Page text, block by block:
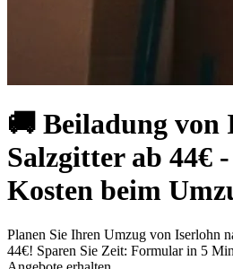
🚚 Beiladung von
Salzgitter ab 44€
Kosten beim
Planen Sie Ihren Umzug von Iserlohn
44€! Sparen Sie Zeit: Formular in 5